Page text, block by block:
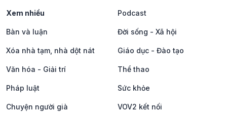
Xem nhiều Podcast
Bàn và luận Đời sống - Xã hội
Xóa nhà tạm, nhà dột nát Giáo dục - Đào tạo
Văn hóa - Giải trí Thể thao
Pháp luật Sức khỏe
Chuyện người già VOV2 kết nối